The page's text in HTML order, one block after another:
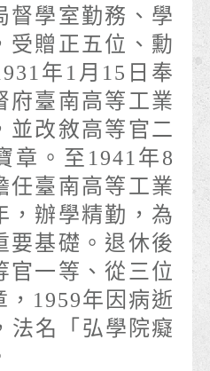
督學室勤務、學
受贈正五位、勳
年1月15日奉
府臺南高等工業
並改敘高等官二
章。至1941年8
任臺南高等工業
，辦學精勤，為
要基礎。退休後
官一等、從三位
，1959年因病逝
法名「弘學院癡